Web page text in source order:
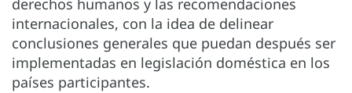
derechos humanos y las recomendaciones
internacionales, con la idea de delinear
conclusiones generales que puedan después ser
implementadas en legislación doméstica en los
países participantes.